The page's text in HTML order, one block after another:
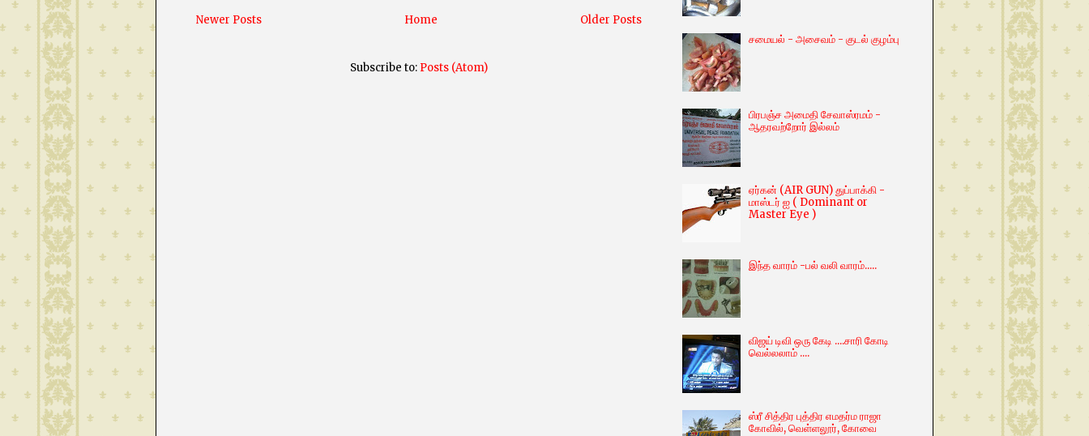
Newer Posts Older Posts
Home
Subscribe to: Posts (Atom)
சமையல் - அசைவம் - குடல் குழம்பு
பிரபஞ்ச அமைதி சேவாஸ்ரமம் -
ஆதரவற்றோர் இல்லம்
ஏர்கன் (AIR GUN) துப்பாக்கி -
மாஸ்டர் ஐ ( Dominant or
Master Eye )
இந்த வாரம் -பல் வலி வாரம்.....
விஜய் டிவி ஒரு கேடி ....சாரி கோடி
வெல்லலாம் ....
ஸ்ரீ சித்திர புத்திர எமதர்ம ராஜா
கோவில், வெள்ளலூர், கோவை